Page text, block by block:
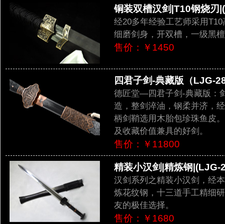
铜装双槽汉剑|T10钢烧刃
经20多年经验工艺师采用
细磨剑身，开双槽，一级黑
售价：￥1450
四君子剑-典藏版（LJG-
德匠堂—四君子剑-典藏版：
造，整剑淬油，钢柔并济，
柄剑鞘选用木胎包珍珠鱼皮
及收藏价值兼具的好剑。
售价：￥11800
精装小汉剑|精炼钢|(LJG-
汉剑系列之精装小汉剑，经
炼花纹钢，十三道手工精细
友的极佳选择。
售价：￥1680